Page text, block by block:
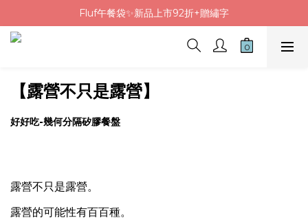
Fluf午餐袋✨新品上市92折+贈繡字
Fluf午餐袋✨新品上市92折+贈繡字
Fluf午餐袋✨新品上市92折+贈繡字
【露營不只是露營】
好好吃-幾何分隔矽膠餐盤
露營不只是露營。
露營的可能性有百百種。